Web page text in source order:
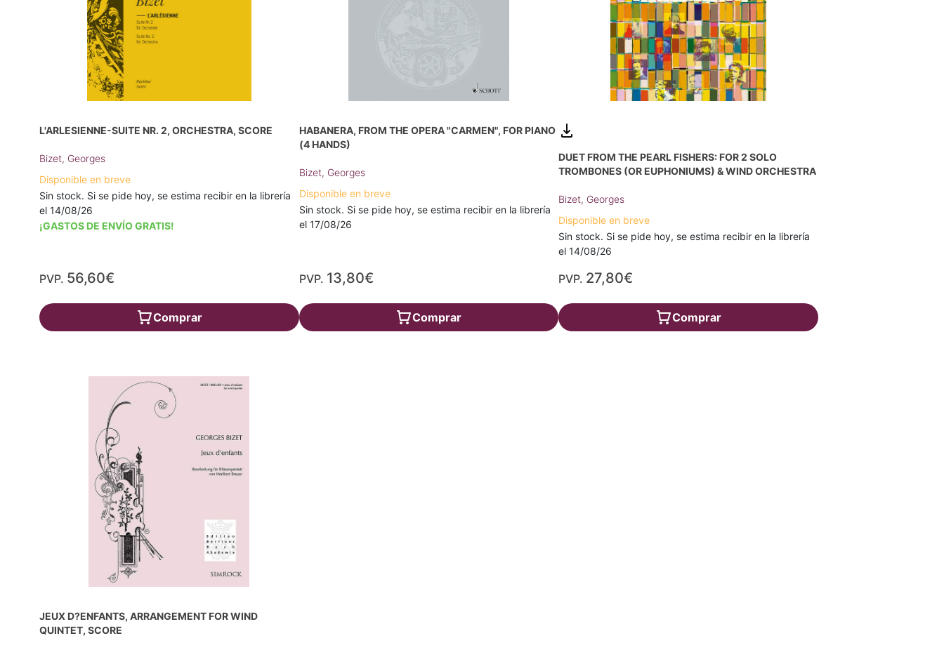
L'ARLESIENNE-SUITE NR. 2, ORCHESTRA, SCORE
Bizet, Georges
Disponible en breve
Sin stock. Si se pide hoy, se estima recibir en la librería
el 14/08/26
¡GASTOS DE ENVÍO GRATIS!
PVP. 56,60€
Comprar
HABANERA, FROM THE OPERA "CARMEN", FOR PIANO
(4 HANDS)
Bizet, Georges
Disponible en breve
Sin stock. Si se pide hoy, se estima recibir en la librería
el 17/08/26
PVP. 13,80€
Comprar
DUET FROM THE PEARL FISHERS: FOR 2 SOLO
TROMBONES (OR EUPHONIUMS) & WIND ORCHESTRA
Bizet, Georges
Disponible en breve
Sin stock. Si se pide hoy, se estima recibir en la librería
el 14/08/26
PVP. 27,80€
Comprar
JEUX D?ENFANTS, ARRANGEMENT FOR WIND
QUINTET, SCORE